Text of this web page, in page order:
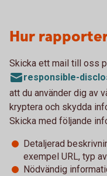
Hur
Skicka ett mail till oss
responsible-
att du använder dig av
kryptera och skydda
Skicka med följande
Detaljerad
exempel URL, typ
Nödvändig